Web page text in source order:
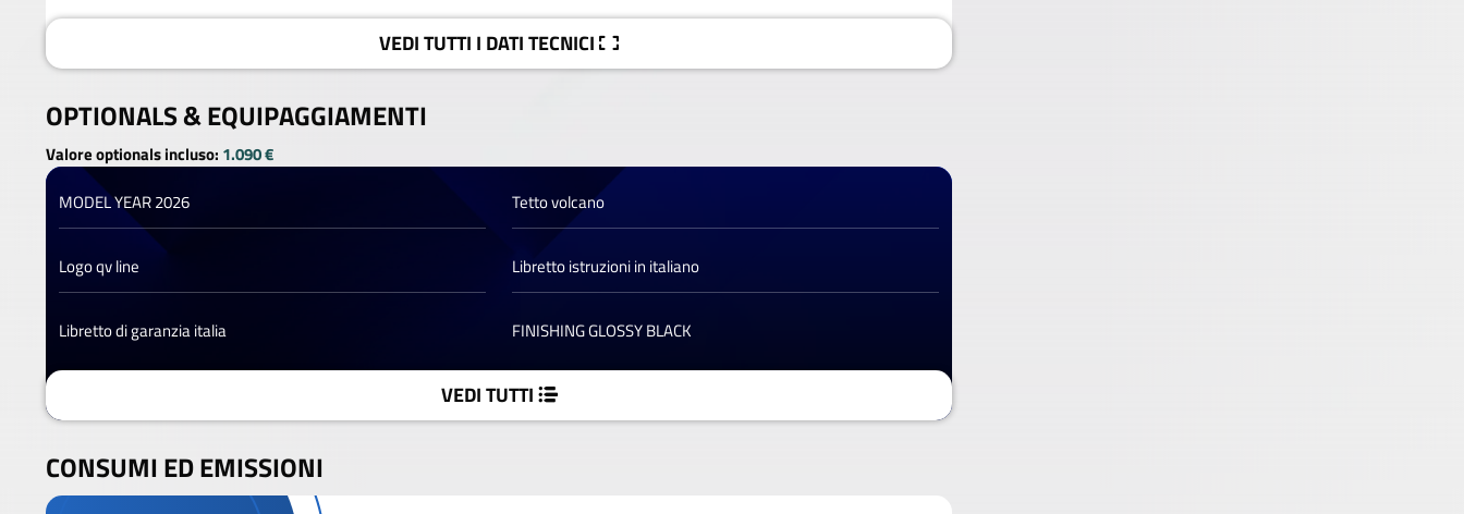
VEDITUTTI I DATITECNICI
OPTIONALS &EQUIPAGGIAMENTI
Valore optionals incluso: 1.090 €
MODEL YEAR 2026
Tetto volcano
Logo qv line Libretto istruzioni in italiano
Libretto di garanzia italia FINISHING GLOSSY BLACK
VEDI TUTTI
CONSUMI ED EMISSIONI